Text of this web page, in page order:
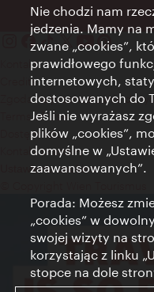
Kontakt
Credits
Zgoda na przetwarzanie
Terms of Use
Dostępność
Kontakt prasowy
Ustawienia cookies
Nie chodzi nam
jedzenia. Mamy na
zwane „cookies”,
prawidłowego
internetowych,
dostosowanych do
Jeśli nie wyrażasz
plików „cookies”,
domyślne w
zaawansowanych”.
Porada: Możesz
„cookies” w
swojej wizyty na
korzystając z linku
stopce na dole